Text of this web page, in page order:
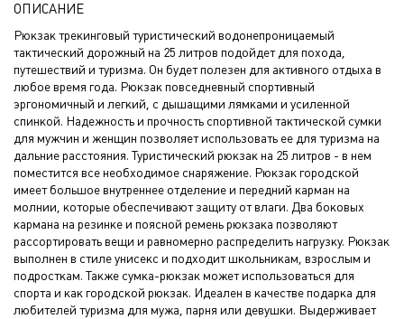
ОПИСАНИЕ
Рюкзак трекинговый туристический водонепроницаемый
тактический дорожный на 25 литров подойдет для похода,
путешествий и туризма. Он будет полезен для активного отдыха в
любое время года. Рюкзак повседневный спортивный
эргономичный и легкий, с дышащими лямками и усиленной
спинкой. Надежность и прочность спортивной тактической сумки
для мужчин и женщин позволяет использовать ее для туризма на
дальние расстояния. Туристический рюкзак на 25 литров - в нем
поместится все необходимое снаряжение. Рюкзак городской
имеет большое внутреннее отделение и передний карман на
молнии, которые обеспечивают защиту от влаги. Два боковых
кармана на резинке и поясной ремень рюкзака позволяют
рассортировать вещи и равномерно распределить нагрузку. Рюкзак
выполнен в стиле унисекс и подходит школьникам, взрослым и
подросткам. Также сумка-рюкзак может использоваться для
спорта и как городской рюкзак. Идеален в качестве подарка для
любителей туризма для мужа, парня или девушки. Выдерживает